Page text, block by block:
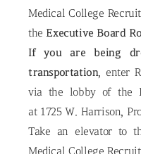
Medical College
the Executive Board
If you are being
transportation , enter
via the lobby of the
at 1725 W. Harrison,
Take an elevator to
Medical College